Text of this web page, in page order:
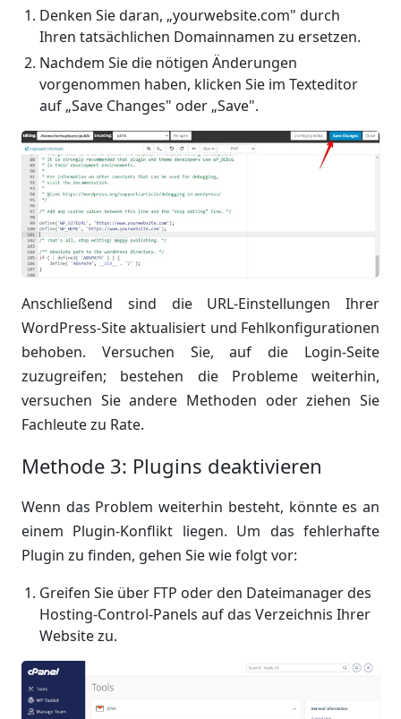
Denken Sie daran, „yourwebsite.com" durch
Ihren tatsächlichen Domainnamen zu ersetzen.
Nachdem Sie die nötigen Änderungen
vorgenommen haben, klicken Sie im Texteditor
auf „Save Changes" oder „Save".
Anschließend sind die URL-Einstellungen Ihrer
WordPress-Site aktualisiert und Fehlkonfigurationen
behoben. Versuchen Sie, auf die Login-Seite
zuzugreifen; bestehen die Probleme weiterhin,
versuchen Sie andere Methoden oder ziehen Sie
Fachleute zu Rate.
Methode 3: Plugins deaktivieren
Wenn das Problem weiterhin besteht, könnte es an
einem Plugin-Konflikt liegen. Um das fehlerhafte
Plugin zu finden, gehen Sie wie folgt vor:
Greifen Sie über FTP oder den Dateimanager des
Hosting-Control-Panels auf das Verzeichnis Ihrer
Website zu.